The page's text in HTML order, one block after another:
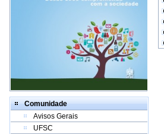
Comunidade
Avisos Gerais
UFSC